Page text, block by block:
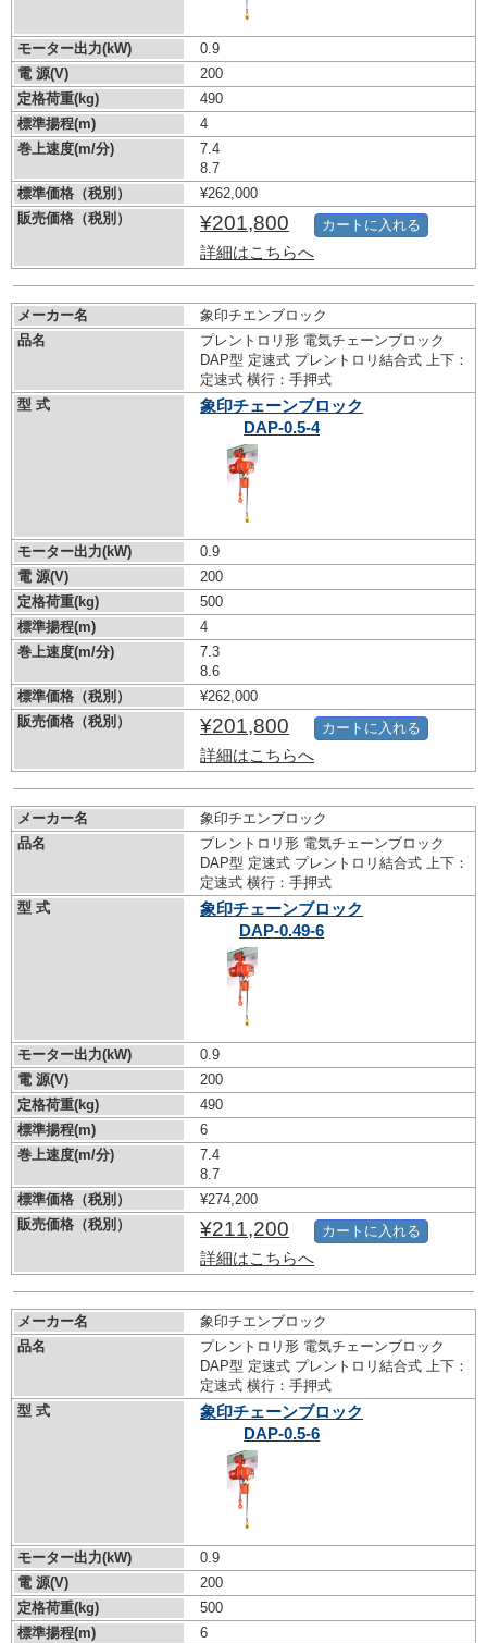
モーター出力(kW)
0.9
電 源(V)
200
定格荷重(kg)
490
標準揚程(m)
4
巻上速度(m/分)
7.4
8.7
標準価格（税別）
¥262,000
販売価格（税別）
¥201,800
詳細はこちらへ
カートに入れる
メーカー名
象印チエンブロック
品名
プレントロリ形 電気チェーンブロック
DAP型 定速式 プレントロリ結合式 上下：
定速式 横行：手押式
型 式
象印チェーンブロック
DAP-0.5-4
モーター出力(kW)
0.9
電 源(V)
200
定格荷重(kg)
500
標準揚程(m)
4
巻上速度(m/分)
7.3
8.6
標準価格（税別）
¥262,000
販売価格（税別）
¥201,800
詳細はこちらへ
カートに入れる
メーカー名
象印チエンブロック
品名
プレントロリ形 電気チェーンブロック
DAP型 定速式 プレントロリ結合式 上下：
定速式 横行：手押式
型 式
象印チェーンブロック
DAP-0.49-6
モーター出力(kW)
0.9
電 源(V)
200
定格荷重(kg)
490
標準揚程(m)
6
巻上速度(m/分)
7.4
8.7
標準価格（税別）
¥274,200
販売価格（税別）
¥211,200
詳細はこちらへ
カートに入れる
メーカー名
象印チエンブロック
品名
プレントロリ形 電気チェーンブロック
DAP型 定速式 プレントロリ結合式 上下：
定速式 横行：手押式
型 式
象印チェーンブロック
DAP-0.5-6
モーター出力(kW)
0.9
電 源(V)
200
定格荷重(kg)
500
標準揚程(m)
6